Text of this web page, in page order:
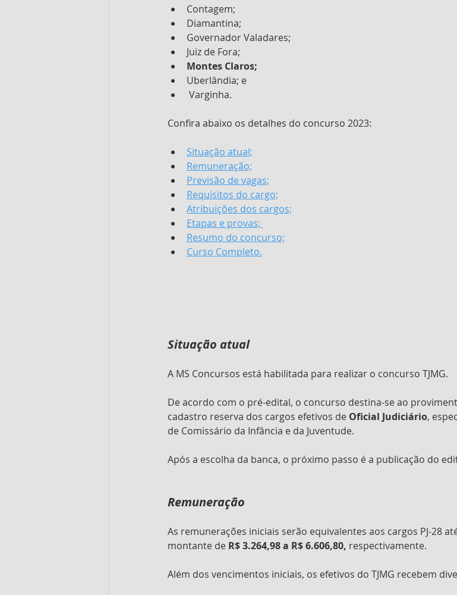
Contagem;
Diamantina;
Governador Valadares;
Juiz de Fora;
Montes Claros;
Uberlândia; e
Varginha.
Confira abaixo os detalhes do concurso 2023:
Situação atual;
Remuneração;
Previsão de vagas;
Requisitos do cargo;
Atribuições dos cargos;
Etapas e provas;
Resumo do concurso;
Curso Completo.
Situação atual
A MS Concursos está habilitada para realizar o concurso TJMG.
De acordo com o pré-edital, o concurso destina-se ao
cadastro reserva dos cargos efetivos de Oficial Judiciário,
de Comissário da Infância e da Juventude.
Após a escolha da banca, o próximo passo é a publicação do
Remuneração
As remunerações iniciais serão equivalentes aos cargos PJ-28
montante de R$ 3.264,98 a R$ 6.606,80, respectivamente.
Além dos vencimentos iniciais, os efetivos do TJMG recebem